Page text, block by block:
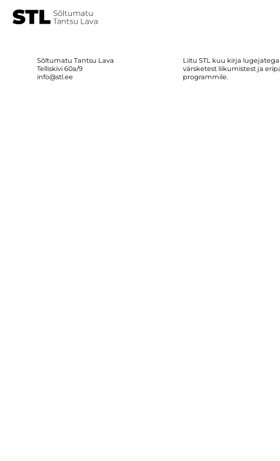
Sõltumatu Tantsu Lava
Telliskivi 60a/9
info@stl.ee
Liitu STL kuu kirja
värsketest liikumistest ja
programmile.